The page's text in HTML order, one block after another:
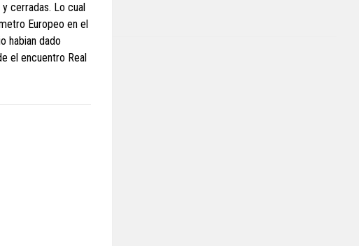
cerradas. Lo cual
Europeo en el
habian dado
el encuentro Real